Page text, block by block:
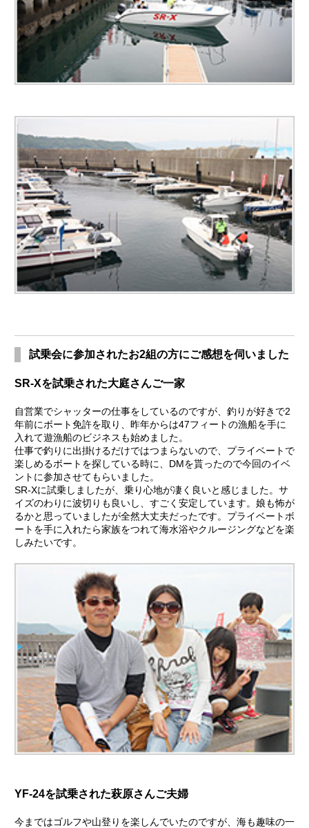
試乗会に参加されたお2組の方にご感想を伺いました
SR-Xを試乗された大庭さんご一家
自営業でシャッターの仕事をしているのですが、釣りが好きで2
年前にボート免許を取り、昨年からは47フィートの漁船を手に
入れて遊漁船のビジネスも始めました。
仕事で釣りに出掛けるだけではつまらないので、プライベートで
楽しめるボートを探している時に、DMを貰ったので今回のイベ
ントに参加させてもらいました。
SR-Xに試乗しましたが、乗り心地が凄く良いと感じました。サ
イズのわりに波切りも良いし、すごく安定しています。娘も怖が
るかと思っていましたが全然大丈夫だったです。プライベートボ
ートを手に入れたら家族をつれて海水浴やクルージングなどを楽
しみたいです。
YF-24を試乗された萩原さんご夫婦
今まではゴルフや山登りを楽しんでいたのですが、海も趣味の一